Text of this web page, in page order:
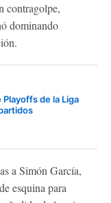
contragolpe,
dominando
de la Liga
a Simón García,
esquina para